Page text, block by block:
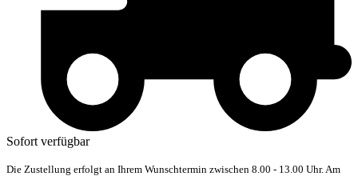
Sofort verfügbar
Die Zustellung erfolgt an Ihrem Wunschtermin zwischen 8.00 - 13.00 Uhr. Am